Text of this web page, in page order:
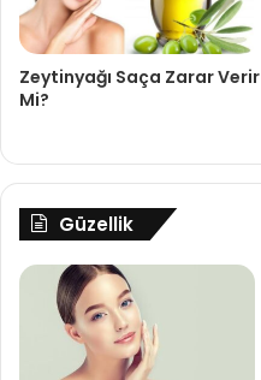
Zeytinyağı Saça Zarar Verir
Mi?
Güzellik